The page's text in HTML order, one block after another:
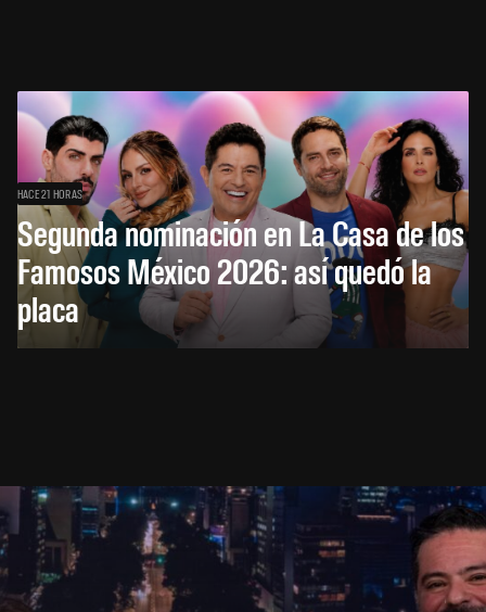
HACE 21 HORAS
Segunda nominación en La Casa de los
Famosos México 2026: así quedó la
placa